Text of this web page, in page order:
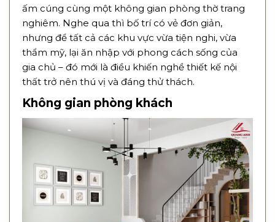
ấm cúng cùng một không gian phòng thờ trang
nghiêm. Nghe qua thì bố trí có vẻ đơn giản,
nhưng để tất cả các khu vực vừa tiện nghi, vừa
thẩm mỹ, lại ăn nhập với phong cách sống của
gia chủ – đó mới là điều khiến nghề thiết kế nội
thất trở nên thú vị và đáng thử thách.
Không gian phòng khách